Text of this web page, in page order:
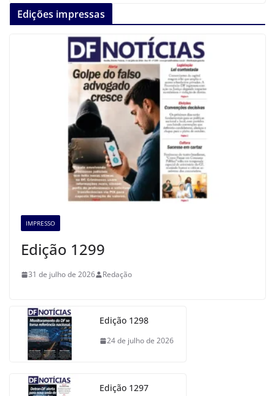
Edições impressas
IMPRESSO
Edição 1299
31 de julho de 2026 Redação
Edição 1298
24 de julho de 2026
Edição 1297